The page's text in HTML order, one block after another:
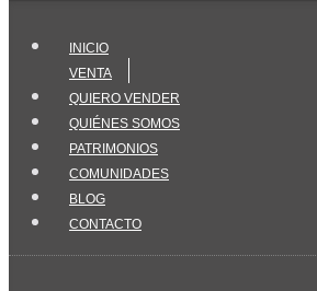
INICIO
VENTA
QUIERO VENDER
QUIÉNES SOMOS
PATRIMONIOS
COMUNIDADES
BLOG
CONTACTO